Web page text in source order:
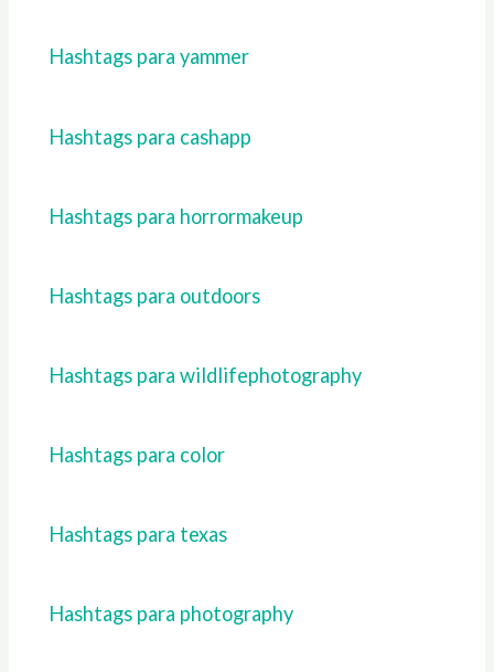
Hashtags para yammer
Hashtags para cashapp
Hashtags para horrormakeup
Hashtags para outdoors
Hashtags para wildlifephotography
Hashtags para color
Hashtags para texas
Hashtags para photography